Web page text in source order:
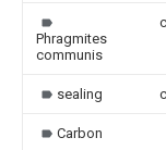
Phragmites
communis
sealing
Carbon